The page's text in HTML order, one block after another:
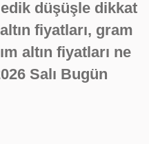
düşüşle dikkat
fiyatları, gram
altın fiyatları ne
Salı Bugün